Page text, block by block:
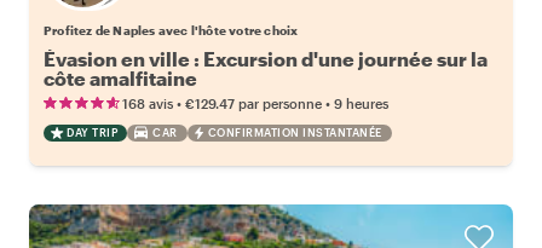
Profitez de Naples avec l'hôte votre choix
Évasion en ville : Excursion d'une journée sur la
côte amalfitaine
168 avis • €129.47 par personne • 9 heures
DAY TRIP CAR CONFIRMATION INSTANTANÉE